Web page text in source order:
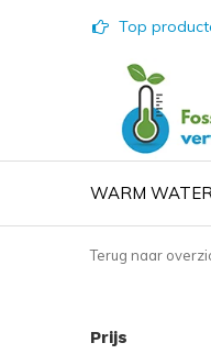
WARM WATER
Top producten
Terug naar
Prijs